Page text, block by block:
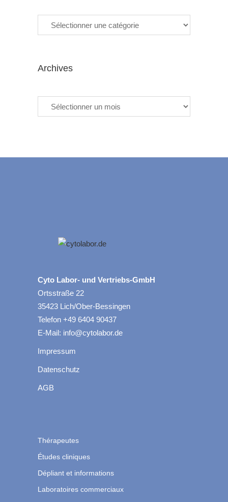
Archives
Cyto Labor- und Vertriebs-GmbH
Ortsstraße 22
35423 Lich/Ober-Bessingen
Telefon +49 6404 90437
E-Mail: info@cytolabor.de
Impressum
Datenschutz
AGB
Thérapeutes
Études cliniques
Dépliant et informations
Laboratoires commerciaux